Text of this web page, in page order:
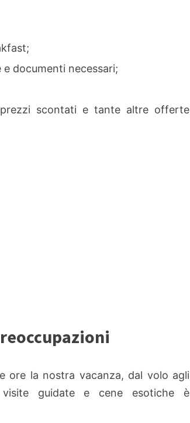
documenti necessari;
scontati e tante altre offerte
ore la nostra vacanza, dal volo agli
visite guidate e cene esotiche è